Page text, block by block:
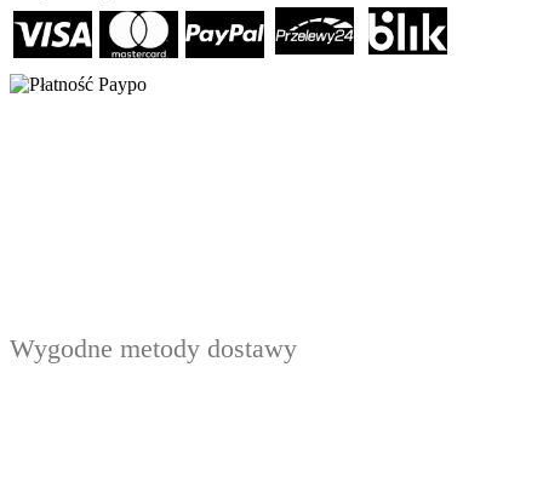
Wygodne metody dostawy